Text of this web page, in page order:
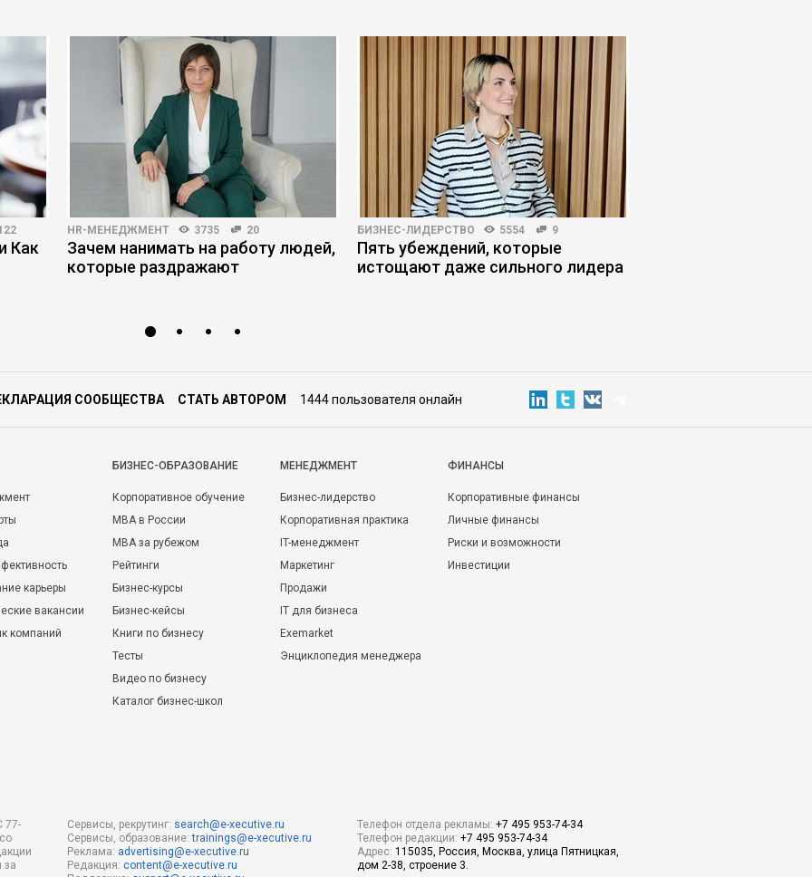
Как
HR-МЕНЕДЖМЕНТ 3735 20
Зачем нанимать на работу людей,
которые раздражают
БИЗНЕС-ЛИДЕРСТВО 5554 9
Пять убеждений, которые
истощают даже сильного лидера
СООБЩЕСТВА СТАТЬ АВТОРОМ 1444 пользователя онлайн
карьеры
вакансии
компаний
БИЗНЕС-ОБРАЗОВАНИЕ
Корпоративное обучение
MBA в России
MBA за рубежом
Рейтинги
Бизнес-курсы
Бизнес-кейсы
Книги по бизнесу
Тесты
Видео по бизнесу
Каталог бизнес-школ
МЕНЕДЖМЕНТ
Бизнес-лидерство
Корпоративная практика
IT-менеджмент
Маркетинг
Продажи
IT для бизнеса
Exemarket
Энциклопедия менеджера
ФИНАНСЫ
Корпоративные финансы
Личные финансы
Риски и возможности
Инвестиции
77-
за
Сервисы, рекрутинг: search@e-xecutive.ru
Сервисы, образование:trainings@e-xecutive.ru
Реклама: advertising@e-xecutive.ru
Редакция: content@e-xecutive.ru
Телефон отдела рекламы: +7 495 953-74-34
Телефон редакции: +7 495 953-74-34
Адрес: 115035, Россия, Москва, улица Пятницкая,
дом 2-38, строение 3.